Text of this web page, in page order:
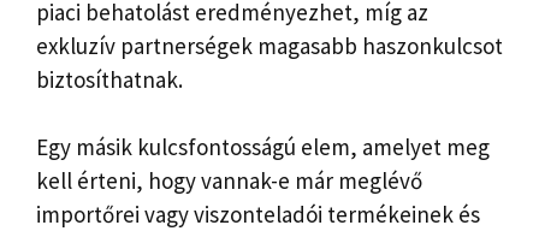
piaci behatolást eredményezhet, míg az
exkluzív partnerségek magasabb haszonkulcsot
biztosíthatnak.
Egy másik kulcsfontosságú elem, amelyet meg
kell érteni, hogy vannak-e már meglévő
importőrei vagy viszonteladói termékeinek és